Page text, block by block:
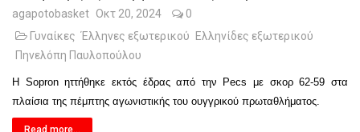
agapotobasket Οκτ 20, 2024
0
Γυναίκες Έλληνες εξωτερικού
Ελληνίδες εξωτερικού
Πηνελόπη Παυλοπούλου
Η Sopron ηττήθηκε εκτός έδρας από την Pecs με σκορ 62-59 στα
πλαίσια της πέμπτης αγωνιστικής του ουγγρικού πρωταθλήματος.
Read more...